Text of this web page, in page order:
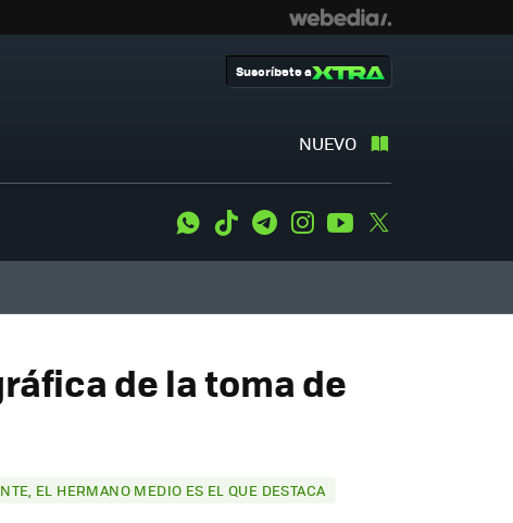
NUEVO
Suscríbete a
WhatsApp
Tiktok TelegramInstagramYoutube
de la toma de
EL HERMANO MEDIO ES EL QUE DESTACA